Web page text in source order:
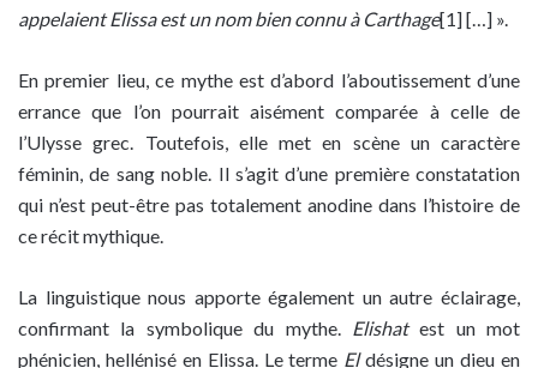
appelaient Elissa est un nom bien connu à Carthage[1] […] ».
En premier lieu, ce mythe est d’abord l’aboutissement d’une
errance que l’on pourrait aisément comparée à celle de
l’Ulysse grec. Toutefois, elle met en scène un caractère
féminin, de sang noble. Il s’agit d’une première constatation
qui n’est peut-être pas totalement anodine dans l’histoire de
ce récit mythique.
La linguistique nous apporte également un autre éclairage,
confirmant la symbolique du mythe. Elishatest un mot
phénicien, hellénisé en Elissa. Le terme Eldésigne un dieu en